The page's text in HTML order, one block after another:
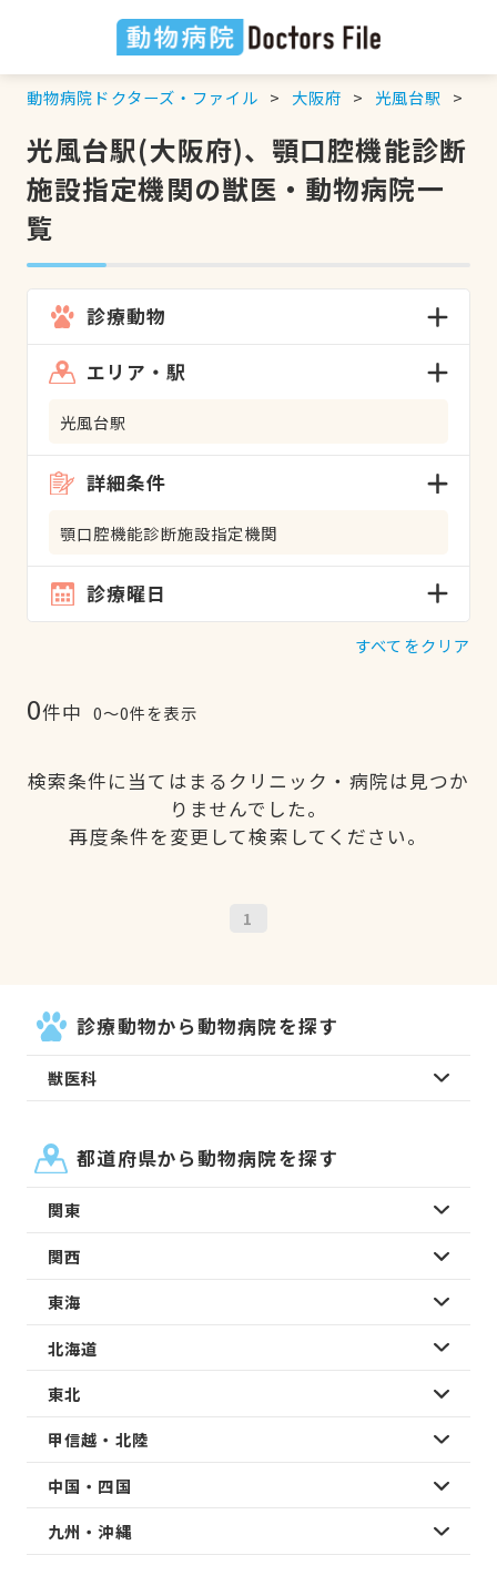
動物病院ドクターズ・ファイル 大阪府 光風台駅
光風台駅(大阪府)、顎口腔機能診断
施設指定機関の獣医・動物病院一
覧
診療動物
エリア・駅
光風台駅
詳細条件
顎口腔機能診断施設指定機関
診療曜日
すべてをクリア
0件中 0〜0件を表示
検索条件に当てはまるクリニック・病院は見つか
りませんでした。
再度条件を変更して検索してください。
1
診療動物から動物病院を探す
獣医科
都道府県から動物病院を探す
関東
関西
東海
北海道
東北
甲信越・北陸
中国・四国
九州・沖縄